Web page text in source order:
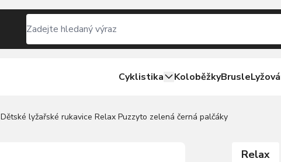
Cyklistika KoloběžkyBrusle
Dětské lyžařské rukavice Relax Puzzyto zelená černá palčáky
Relax